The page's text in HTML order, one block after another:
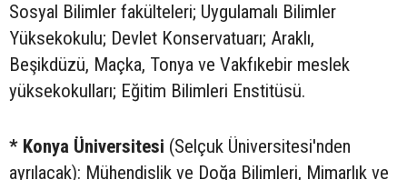
Sosyal Bilimler fakülteleri; Uygulamalı Bilimler
Yüksekokulu; Devlet Konservatuarı; Araklı,
Beşikdüzü, Maçka, Tonya ve Vakfıkebir meslek
yüksekokulları; Eğitim Bilimleri Enstitüsü.
* Konya Üniversitesi (Selçuk Üniversitesi'nden
ayrılacak): Mühendislik ve Doğa Bilimleri, Mimarlık ve